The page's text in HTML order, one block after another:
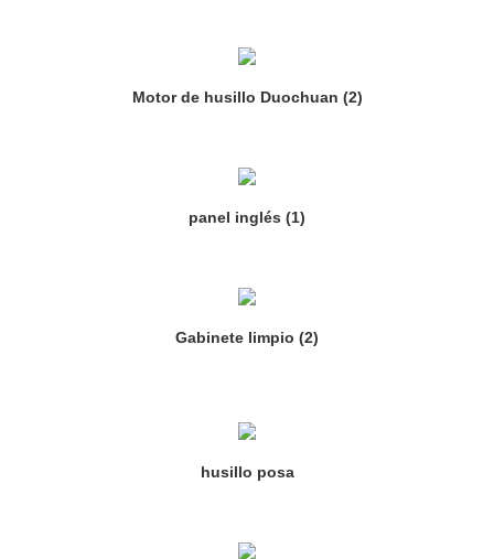
Motor de husillo Duochuan (2)
panel inglés (1)
Gabinete limpio (2)
husillo posa